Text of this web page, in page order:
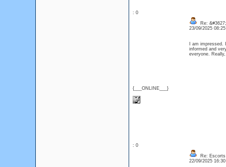
: 0
{___ONLINE___}
Re:
23/09/2025
I am
informed and
everyone.
: 0
Re:
22/09/2025